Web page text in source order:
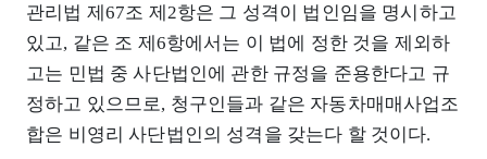
관리법 제67조 제2항은 그 성격이 법인임을 명시하고
있고, 같은 조 제6항에서는 이 법에 정한 것을 제외하
고는 민법 중 사단법인에 관한 규정을 준용한다고 규
정하고 있으므로, 청구인들과 같은 자동차매매사업조
합은 비영리 사단법인의 성격을 갖는다 할 것이다.